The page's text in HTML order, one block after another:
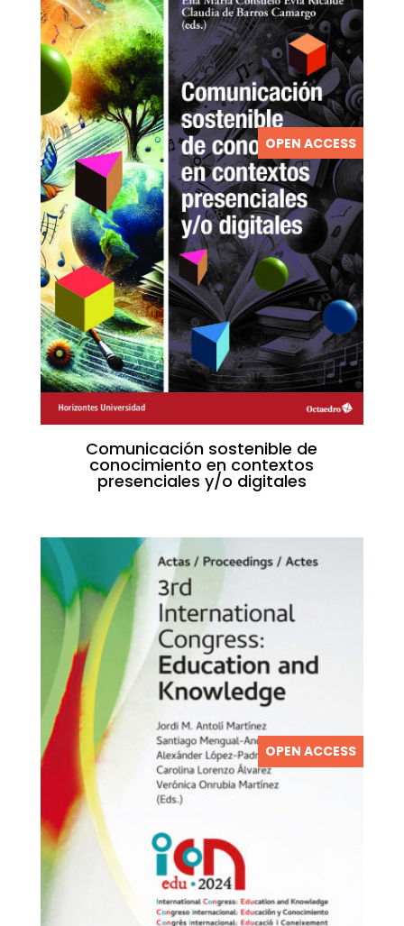
OPEN ACCESS
Comunicación sostenible de
conocimiento en contextos
presenciales y/o digitales
OPEN ACCESS